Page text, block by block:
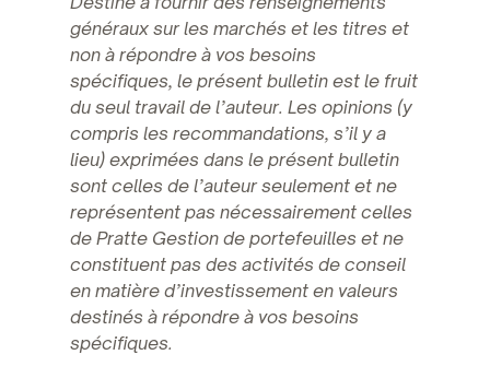
généraux sur les marchés et les titres et
non à répondre à vos besoins
spécifiques, le présent bulletin est le fruit
du seul travail de l’auteur. Les opinions (y
compris les recommandations, s’il y a
lieu) exprimées dans le présent bulletin
sont celles de l’auteur seulement et ne
représentent pas nécessairement celles
de Pratte Gestion de portefeuilles et ne
constituent pas des activités de conseil
en matière d’investissement en valeurs
destinés à répondre à vos besoins
spécifiques.